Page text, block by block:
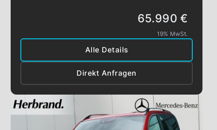
Alle Details
Direkt Anfragen
65.990 €
19% MwSt.